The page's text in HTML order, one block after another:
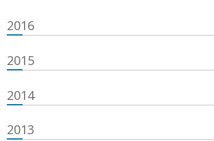
2016
2015
2014
2013